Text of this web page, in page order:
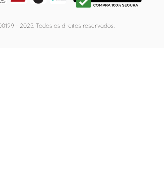
- 2025. Todos os direitos reservados.